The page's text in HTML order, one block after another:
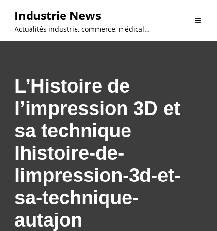
content
Industrie News
Actualités industrie, commerce, médical…
L’Histoire de
l’impression 3D et
sa technique
lhistoire-de-
limpression-3d-et-
sa-technique-
autajon